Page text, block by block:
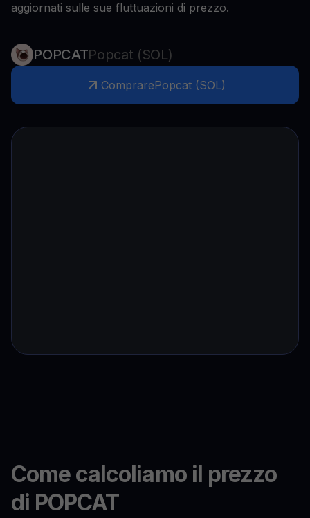
aggiornati sulle sue fluttuazioni di prezzo.
POPCATPopcat (SOL)
ComprarePopcat (SOL)
Come calcoliamo il prezzo
di POPCAT